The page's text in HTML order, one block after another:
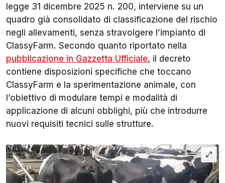
legge 31 dicembre 2025 n. 200, interviene su un
quadro già consolidato di classificazione del rischio
negli allevamenti, senza stravolgere l’impianto di
ClassyFarm. Secondo quanto riportato nella
pubblicazione in Gazzetta Ufficiale, il decreto
contiene disposizioni specifiche che toccano
ClassyFarm e la sperimentazione animale, con
l’obiettivo di modulare tempi e modalità di
applicazione di alcuni obblighi, più che introdurre
nuovi requisiti tecnici sulle strutture.